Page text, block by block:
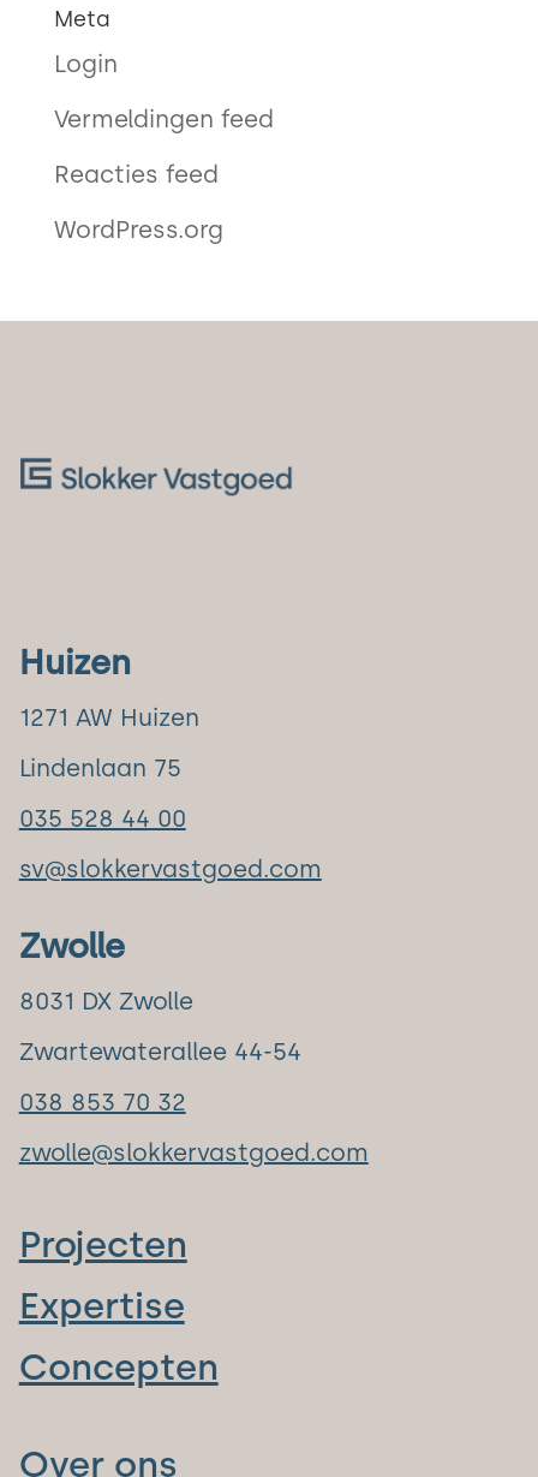
Meta
Login
Vermeldingen feed
Reacties feed
WordPress.org
Huizen
1271 AW Huizen
Lindenlaan 75
035 528 44 00
sv@slokkervastgoed.com
Zwolle
8031 DX Zwolle
Zwartewaterallee 44-54
038 853 70 32
zwolle@slokkervastgoed.com
Projecten
Expertise
Concepten
Over ons